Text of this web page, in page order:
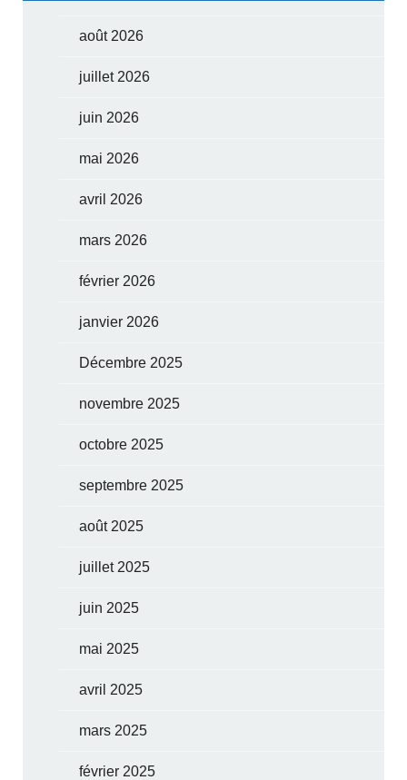
août 2026
juillet 2026
juin 2026
mai 2026
avril 2026
mars 2026
février 2026
janvier 2026
Décembre 2025
novembre 2025
octobre 2025
septembre 2025
août 2025
juillet 2025
juin 2025
mai 2025
avril 2025
mars 2025
février 2025